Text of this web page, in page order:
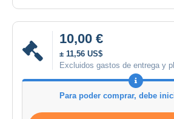
10,00 €
± 11,56 US$
Excluidos gastos de entrega y
Para poder comprar, debe